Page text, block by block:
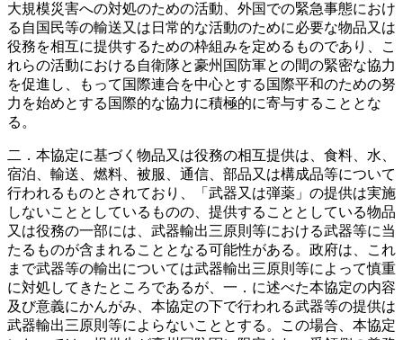
大規模災害への対処のための活動、外国での緊急事態におけ
る自国民等の輸送又は日常的な活動のために必要な物品又は
役務を相互に提供するための枠組みを定めるものであり、こ
れらの活動における自衛隊と豪州国防軍との間の緊密な協力
を促進し、もって国際連合を中心とする国際平和のための努
力を始めとする国際的な協力に積極的に寄与することとな
る。
二．本協定に基づく物品又は役務の相互提供は、食料、水、
宿泊、輸送、燃料、被服、通信、部品又は構成品等について
行われるものとされており、「武器又は弾薬」の提供は実施
しないこととしているものの、提供することとしている物品
又は役務の一部には、武器輸出三原則等における武器等に当
たるものが含まれることとなる可能性がある。政府は、これ
まで武器等の輸出については武器輸出三原則等によって慎重
に対処してきたところであるが、一．に述べた本協定の内容
及び意義にかんがみ、本協定の下で行われる武器等の提供は
武器輸出三原則等によらないこととする。この場合、本協定